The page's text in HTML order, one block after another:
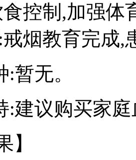
控制,加强体
烟教育完成,
暂无。
:建议购买家
】